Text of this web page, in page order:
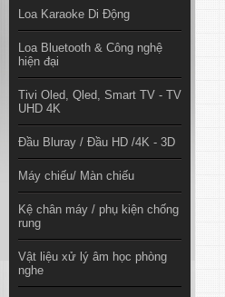
Loa Karaoke Di Động
Loa Bluetooth & Công nghệ
hiện đại
Tivi Oled, Qled, Smart TV - TV
UHD 4K
Đầu Bluray / Đầu HD /4K - 3D
Máy chiếu/ Màn chiếu
Kệ chân máy / phụ kiện chống
rung
Vật liệu xử lý âm học phòng
nghe